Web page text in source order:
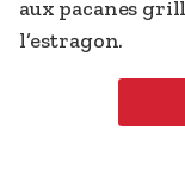
aux pacanes
l’estragon.